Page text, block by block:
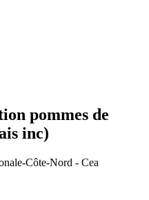
pommes de
inc)
Côte-Nord - Cea